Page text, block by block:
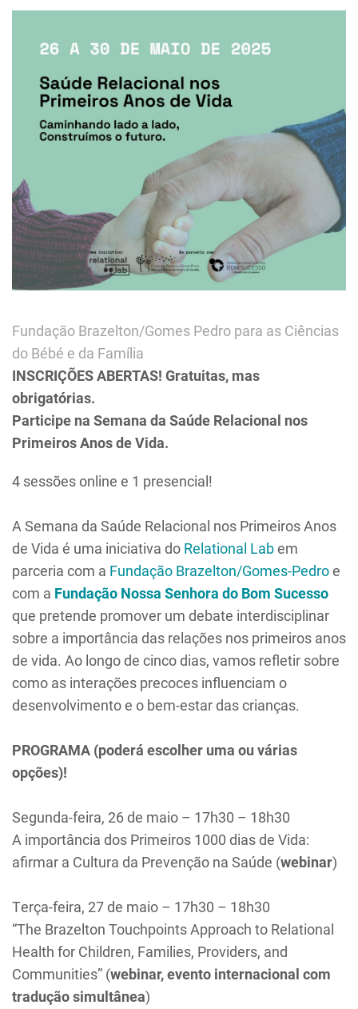
Fundação Brazelton/Gomes Pedro para as Ciências
do Bébé e da Família
INSCRIÇÕES ABERTAS! Gratuitas, mas
obrigatórias.
Participe na Semana da Saúde Relacional nos
Primeiros Anos de Vida.
4 sessões online e 1 presencial!
A Semana da Saúde Relacional nos Primeiros Anos
de Vida é uma iniciativa do Relational Labem
parceria com a Fundação Brazelton/Gomes-Pedroe
com a Fundação Nossa Senhora do Bom Sucesso
que pretende promover um debate interdisciplinar
sobre a importância das relações nos primeiros anos
de vida. Ao longo de cinco dias, vamos refletir sobre
como as interações precoces influenciam o
desenvolvimento e o bem-estar das crianças.
PROGRAMA (poderá escolher uma ou várias
opções)!
Segunda-feira, 26 de maio – 17h30 – 18h30
A importância dos Primeiros 1000 dias de Vida:
afirmar a Cultura da Prevenção na Saúde (webinar)
Terça-feira, 27 de maio – 17h30 – 18h30
“The Brazelton Touchpoints Approach to Relational
Health for Children, Families, Providers, and
Communities” (webinar, evento internacional com
tradução simultânea)